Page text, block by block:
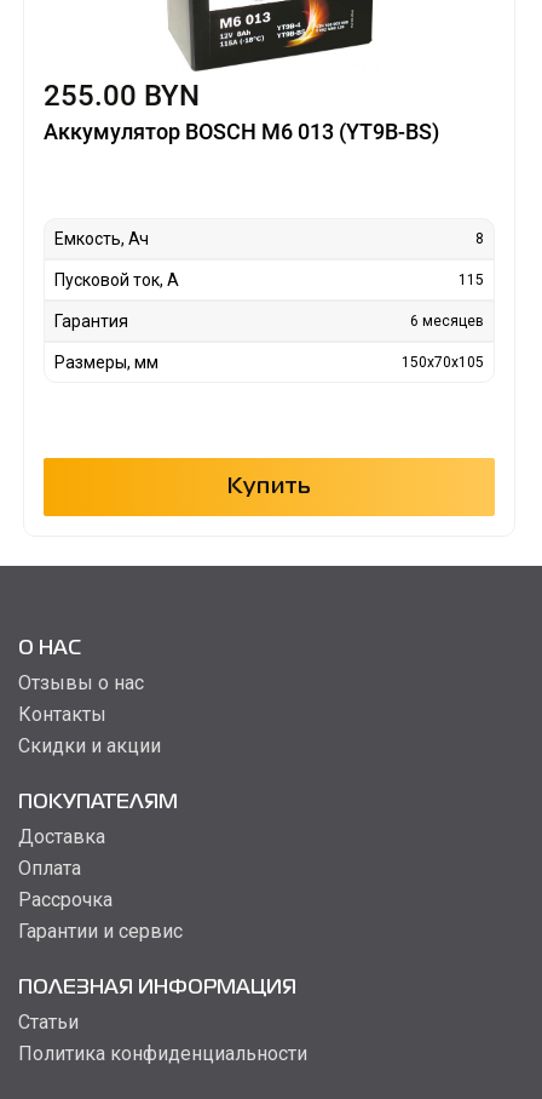
255.00 BYN
Аккумулятор BOSCH M6 013 (YT9B-BS)
Емкость, Ач 8
Пусковой ток, А 115
Гарантия 6 месяцев
Размеры, мм 150x70x105
Купить
О НАС
Отзывы о нас
Контакты
Скидки и акции
ПОКУПАТЕЛЯМ
Доставка
Оплата
Рассрочка
Гарантии и сервис
ПОЛЕЗНАЯ ИНФОРМАЦИЯ
Статьи
Политика конфиденциальности